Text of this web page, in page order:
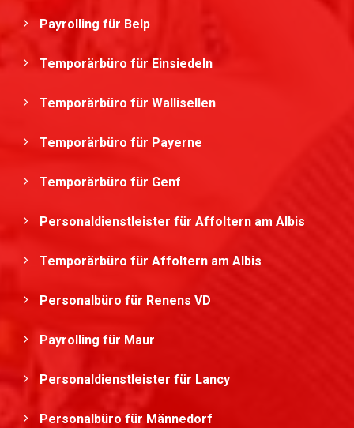
Payrolling für Belp
Temporärbüro für Einsiedeln
Temporärbüro für Wallisellen
Temporärbüro für Payerne
Temporärbüro für Genf
Personaldienstleister für Affoltern am Albis
Temporärbüro für Affoltern am Albis
Personalbüro für Renens VD
Payrolling für Maur
Personaldienstleister für Lancy
Personalbüro für Männedorf